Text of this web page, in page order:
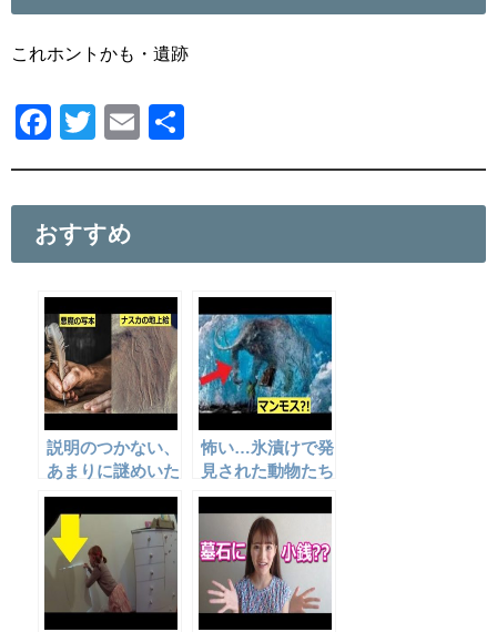
これホントかも・遺跡
F
e
b
o
o
k
T
er
E
おすすめ
説明のつかない、
あまりに謎めいた
物・メッセージ5
選
怖い…氷漬けで発
見された動物たち
７選